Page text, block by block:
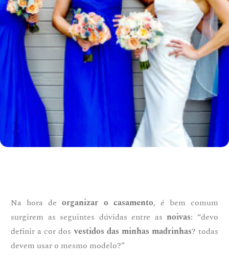
Na hora deorganizar o casamento, é bem comum
surgirem as seguintes dúvidas entre asnoivas: “devo
definir a cor dosvestidos das minhas madrinhas? todas
devem usar o mesmo modelo?”